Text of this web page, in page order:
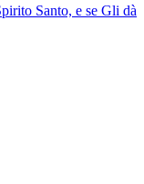
Santo, e se Gli dà